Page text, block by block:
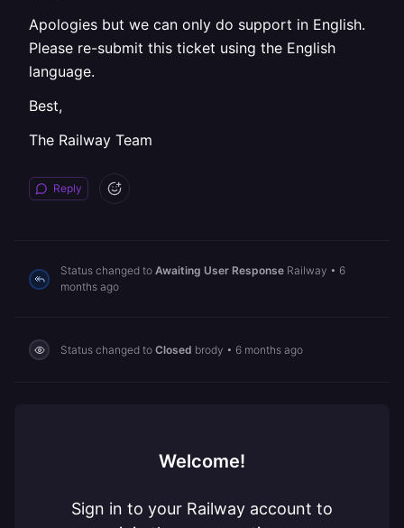
Apologies but we can only do support in English.
Please re-submit this ticket using the English
language.
Best,
The Railway Team
Reply
Status changed to Awaiting User Response Railway • 6
months ago
Status changed to Closed brody • 6 months ago
Welcome!
Sign in to your Railway account to